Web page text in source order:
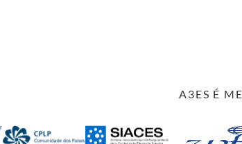
A3ES É